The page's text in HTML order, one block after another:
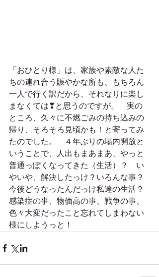
「おひとり様」は、家族や素敵な人た
ちの連れ合う賑やかな所も、もちろん
一人で行く訳だから、それなりに楽し
まなくては❣と思うのですが。　実の
ところ、久々に不燃ごみの持ち込みの
帰り、そろそろ見頃かも！と寄ってみ
たのでした。　４年ぶりの場内開放と
いうことで、人出もまあまあ、やっと
普通っぽくなってきた（生活）？　い
やいや、解決したっけ？いろんな事？
今後どうなったんだっけ私達の生活？
感染症の事、物価高の事、戦争の事、
色々大変だったこと忘れてしまわない
様にしようっと！